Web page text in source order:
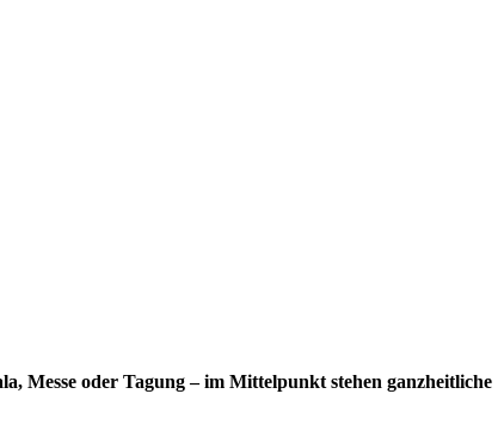
Messe oder Tagung – im Mittelpunkt stehen ganzheitliche